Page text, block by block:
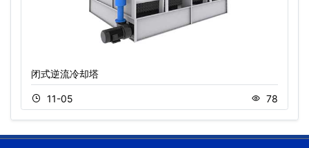
闭式逆流冷却塔
11-05 78